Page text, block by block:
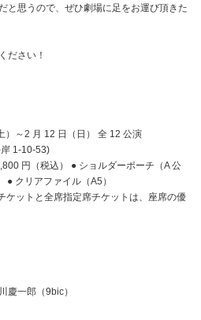
と思うので、ぜひ劇場に足をお運び頂きた
ださい！
）～2 月 12 日（日） 全 12 公演
岸 1-10-53)
円（税込） ● ショルダーポーチ（A 公
● クリアファイル（A5）
ケットと全席指定席チケットは、座席の優
慶一郎（9bic）